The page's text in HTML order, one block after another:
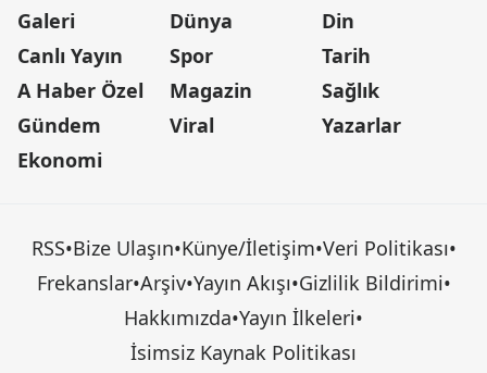
Galeri
Canlı Yayın
A Haber Özel
Gündem
Ekonomi
Dünya
Spor
Magazin
Viral
Din
Tarih
Sağlık
Yazarlar
RSS•Bize Ulaşın•Künye/İletişim•Veri Politikası•
Frekanslar•Arşiv•Yayın Akışı•Gizlilik Bildirimi•
Hakkımızda•Yayın İlkeleri•
İsimsiz Kaynak Politikası